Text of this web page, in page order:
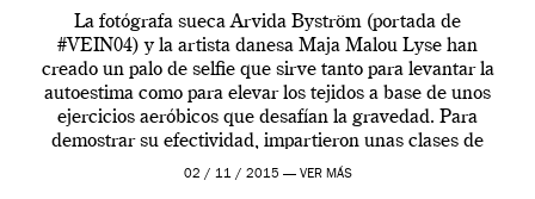
La fotógrafa sueca Arvida Byström (portada de
#VEIN04) y la artista danesa Maja Malou Lyse han
creado un palo de selfie que sirve tanto para levantar la
autoestima como para elevar los tejidos a base de unos
ejercicios aeróbicos que desafían la gravedad. Para
demostrar su efectividad, impartieron unas clases de
prueba en el Tate […]
02 / 11 / 2015 — VER MÁS